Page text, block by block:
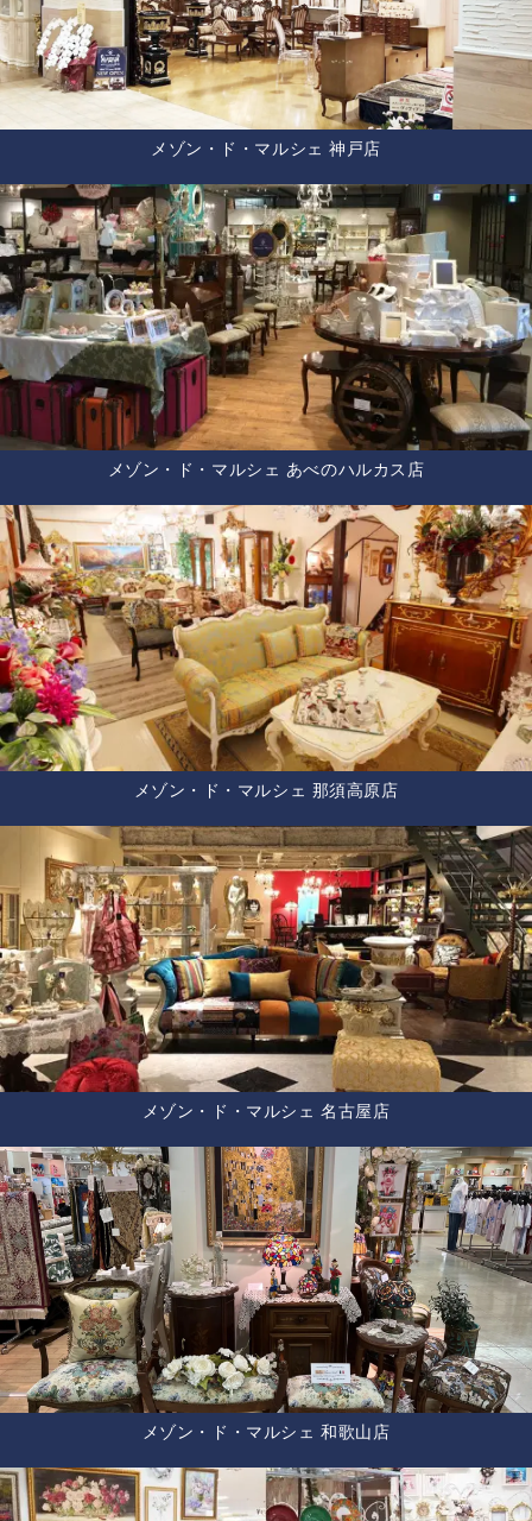
メゾン・ド・マルシェ 神戸店
メゾン・ド・マルシェ あべのハルカス店
メゾン・ド・マルシェ 那須高原店
メゾン・ド・マルシェ 名古屋店
メゾン・ド・マルシェ 和歌山店